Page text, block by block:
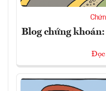
Blog chứng
Đọc